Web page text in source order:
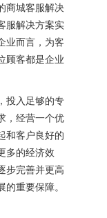
城客服解决
服解决方案实
业而言，为客
顾客都是企业
入足够的专
，经营一个优
和客户良好的
多的经济效
步完善并更高
重要保障。